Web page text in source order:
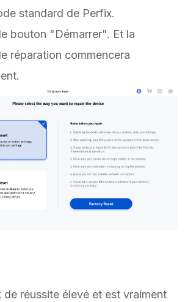
standard de Perfix.
bouton "Démarrer". Et la
réparation commencera
de réussite élevé et est vraiment